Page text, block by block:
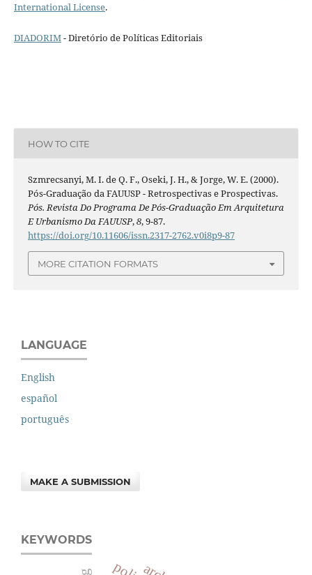
International License.
DIADORIM- Diretório de Políticas Editoriais
HOW TO CITE
Szmrecsanyi, M. I. de Q. F., Oseki, J. H., & Jorge, W. E. (2000).
Pós-Graduação da FAUUSP - Retrospectivas e Prospectivas.
Pós. Revista Do Programa De Pós-Graduação Em Arquitetura
E Urbanismo Da FAUUSP,8, 9-87.
https://doi.org/10.11606/issn.2317-2762.v0i8p9-87
MORE CITATION FORMATS
LANGUAGE
English
español
português
MAKE A SUBMISSION
KEYWORDS